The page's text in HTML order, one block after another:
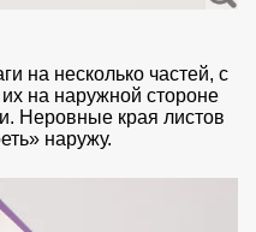
на несколько частей, с
на наружной стороне
Неровные края листов
наружу.